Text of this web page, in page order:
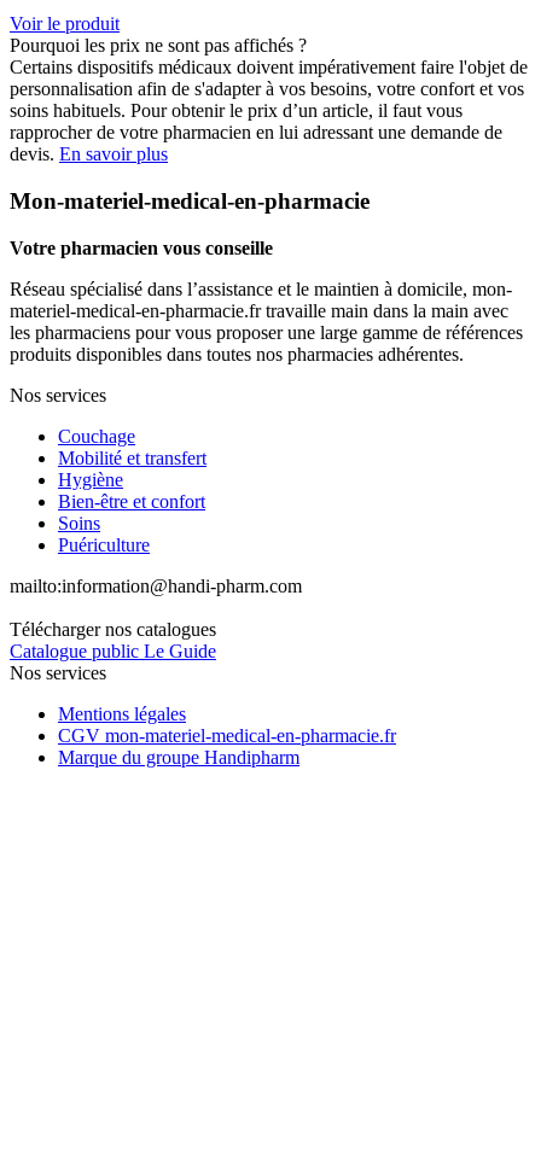
Voir le produit
Pourquoi les prix ne sont pas affichés ?
Certains dispositifs médicaux doivent impérativement faire l'objet de
personnalisation afin de s'adapter à vos besoins, votre confort et vos
soins habituels. Pour obtenir le prix d’un article, il faut vous
rapprocher de votre pharmacien en lui adressant une demande de
devis. En savoir plus
Mon-materiel-medical-en-pharmacie
Votre pharmacien vous conseille
Réseau spécialisé dans l’assistance et le maintien à domicile, mon-
materiel-medical-en-pharmacie.fr travaille main dans la main avec
les pharmaciens pour vous proposer une large gamme de références
produits disponibles dans toutes nos pharmacies adhérentes.
Nos services
Couchage
Mobilité et transfert
Hygiène
Bien-être et confort
Soins
Puériculture
mailto:information@handi-pharm.com
Télécharger nos catalogues
Catalogue public Le Guide
Nos services
Mentions légales
CGV mon-materiel-medical-en-pharmacie.fr
Marque du groupe Handipharm